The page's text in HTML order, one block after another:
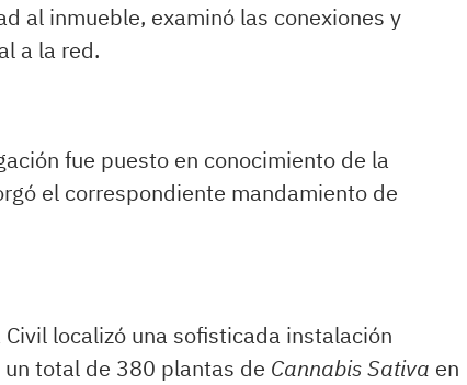
al inmueble, examinó las conexiones y
a la red.
fue puesto en conocimiento de la
el correspondiente mandamiento de
localizó una sofisticada instalación
total de 380 plantas de Cannabis Sativa en